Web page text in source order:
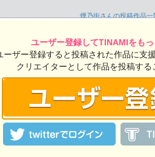
煙乃街さんの投稿作品一
ユーザー登録してTINAMIをもっ
ーザー登録すると投稿された作品に支
クリエイターとして作品を投稿する